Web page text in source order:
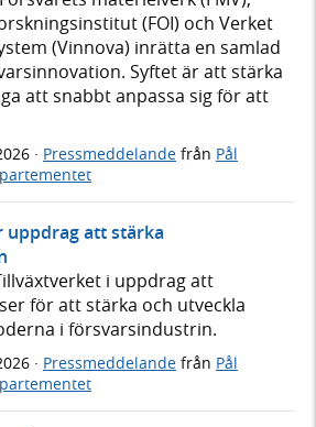
(FOI) och Verket
(Vinnova) inrätta en samlad
Syftet är att stärka
att snabbt anpassa sig för att
· Pressmeddelande från Pål
att stärka
i uppdrag att
för att stärka och utveckla
i försvarsindustrin.
· Pressmeddelande från Pål